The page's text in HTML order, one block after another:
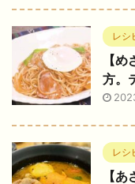
レシ
【
方。
レシ
【